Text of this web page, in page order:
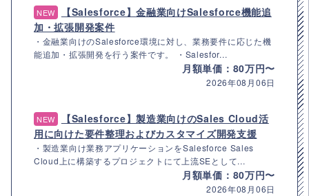
NEW
【Salesforce】金融業向けSalesforce機能追
加・拡張開発案件
・金融業向けのSalesforce環境に対し、業務要件に応じた機
能追加・拡張開発を行う案件です。 ・Salesfor...
月額単価：80万円〜
2026年08月06日
NEW
【Salesforce】製造業向けのSales Cloud活
用に向けた要件整理およびカスタマイズ開発支援
・製造業向け業務アプリケーションをSalesforce Sales
Cloud上に構築するプロジェクトにて上流SEとして...
月額単価：80万円〜
2026年08月06日